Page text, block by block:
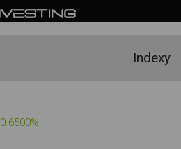
Indexy
0.6500%